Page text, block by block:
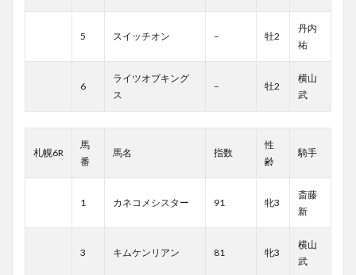
5 スイッチオン – 牡2
丹内
祐
6
ライツオブキング
ス
– 牡2
横山
武
札幌6R
馬
番
馬名 指数
性
齢
騎手
1 カネコメシスター 91 牝3
斎藤
新
3 キムケンリアン 81 牝3
横山
武